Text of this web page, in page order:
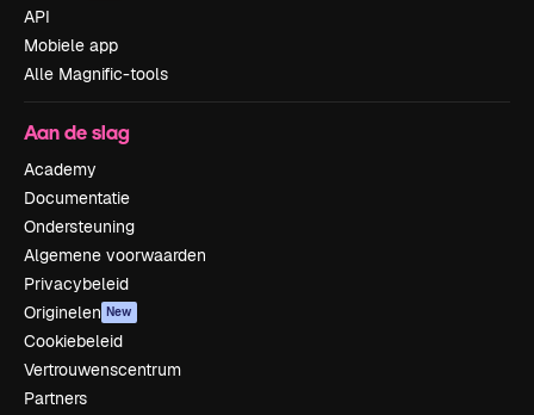
API
Mobiele app
Alle Magnific-tools
Aan de slag
Academy
Documentatie
Ondersteuning
Algemene voorwaarden
Privacybeleid
Originelen New
Cookiebeleid
Vertrouwenscentrum
Partners